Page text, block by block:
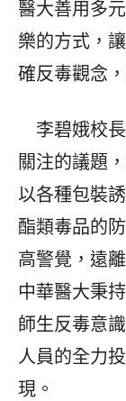
醫大善用多
樂的方式，
確反毒觀念
李碧娥校
關注的議題
以各種包裝
酯類毒品的
高警覺，遠
中華醫大秉
師生反毒意
人員的全力
現。